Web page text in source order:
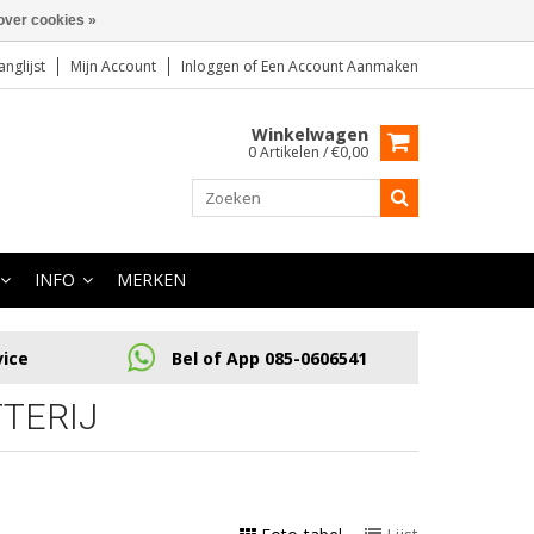
Mijn Account Inloggen of Een Account Aanmaken
Winkelwagen
0 Artikelen / €0,00
INFO MERKEN
Bel of App 085-0606541
cookies »